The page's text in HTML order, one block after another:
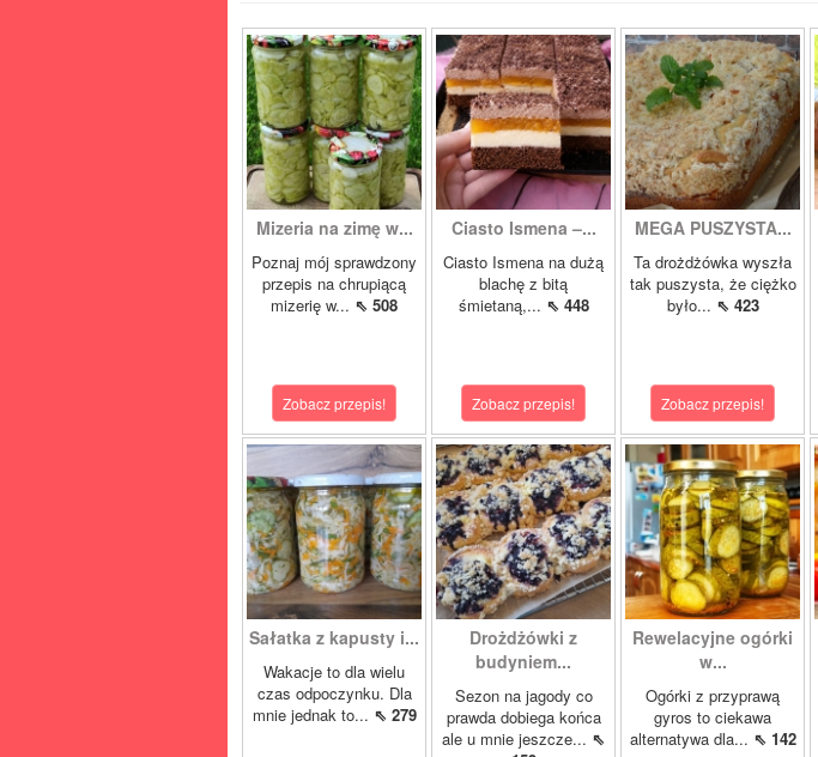
Mizeria na zimę w...
Poznaj mój sprawdzony
przepis na chrupiącą
mizerię w... ⇖ 508
Zobacz przepis!
Ciasto Ismena –...
Ciasto Ismena na dużą
blachę z bitą
śmietaną,... ⇖ 448
Zobacz przepis!
MEGA PUSZYSTA...
Ta drożdżówka wyszła
tak puszysta, że ciężko
było... ⇖ 423
Zobacz przepis!
Sałatka z kapusty i...
Wakacje to dla wielu
czas odpoczynku. Dla
mnie jednak to... ⇖ 279
Drożdżówki z
budyniem...
Sezon na jagody co
prawda dobiega końca
ale u mnie jeszcze... ⇖
Rewelacyjne ogórki
w...
Ogórki z przyprawą
gyros to ciekawa
alternatywa dla... ⇖ 142